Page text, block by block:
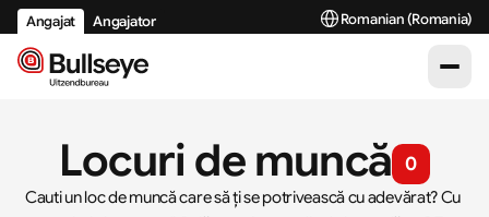
Locuri de muncă 0
Cauti un loc de muncă care să ți se potrivească cu adevărat? Cu
Angajat Angajator Select Language
Romanian (Romania)